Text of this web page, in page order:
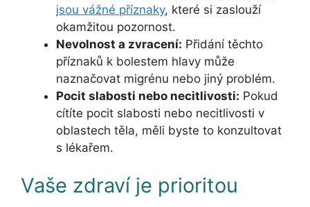
jsou vážné příznaky, které si zaslouží
okamžitou pozornost.
Nevolnost a zvracení: Přidání těchto
příznaků k bolestem hlavy může
naznačovat migrénu nebo jiný problém.
Pocit slabosti nebo necitlivosti: Pokud
cítíte pocit slabosti nebo necitlivosti v
oblastech těla, měli byste to konzultovat
s lékařem.
Vaše zdraví je prioritou